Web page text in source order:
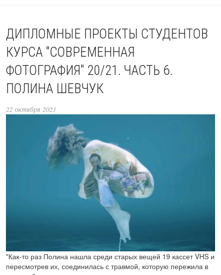
ДИПЛОМНЫЕ ПРОЕКТЫ СТУДЕНТОВ
КУРСА "СОВРЕМЕННАЯ
ФОТОГРАФИЯ" 20/21. ЧАСТЬ 6.
ПОЛИНА ШЕВЧУК
22 октября 2021
"Как-то раз Полина нашла среди старых вещей 19 кассет VHS и
пересмотрев их, соединилась с травмой, которую пережила в